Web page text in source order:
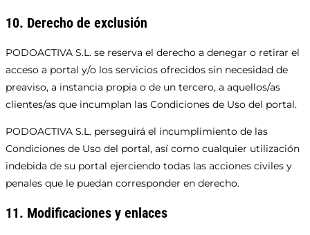
10. Derecho de exclusión
PODOACTIVA S.L. se reserva el derecho a denegar o retirar el
acceso a portal y/o los servicios ofrecidos sin necesidad de
preaviso, a instancia propia o de un tercero, a aquellos/as
clientes/as que incumplan las Condiciones de Uso del portal.
PODOACTIVA S.L. perseguirá el incumplimiento de las
Condiciones de Uso del portal, así como cualquier utilización
indebida de su portal ejerciendo todas las acciones civiles y
penales que le puedan corresponder en derecho.
11. Modificaciones y enlaces